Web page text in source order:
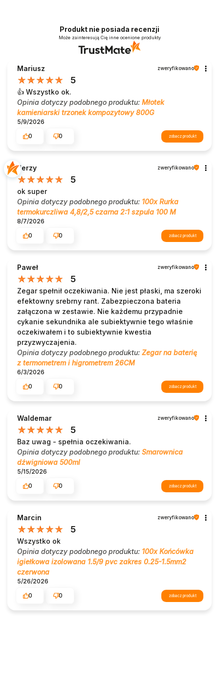
Produkt nie posiada recenzji
Może zainteresują Cię inne ocenione produkty
Mariusz zweryfikowano
5
👍️ Wszystko ok.
Opinia dotyczy podobnego produktu: Młotek
kamieniarski trzonek kompozytowy 800G
5/9/2026
0
0 zobacz produkt
Jerzy zweryfikowano
5
ok super
Opinia dotyczy podobnego produktu: 100x Rurka
termokurczliwa 4,8/2,5 czarna 2:1 szpula 100 M
8/7/2026
0
0 zobacz produkt
Paweł zweryfikowano
5
Zegar spełnił oczekiwania. Nie jest płaski, ma szeroki
efektowny srebrny rant. Zabezpieczona bateria
załączona w zestawie. Nie każdemu przypadnie
cykanie sekundnika ale subiektywnie tego właśnie
oczekiwałem i to subiektywnie kwestia
przyzwyczajenia.
Opinia dotyczy podobnego produktu: Zegar na baterię
z termometrem i higrometrem 26CM
6/3/2026
0
0 zobacz produkt
Waldemar zweryfikowano
5
Baz uwag - spełnia oczekiwania.
Opinia dotyczy podobnego produktu: Smarownica
dźwigniowa 500ml
5/15/2026
0
0 zobacz produkt
Marcin zweryfikowano
5
Wszystko ok
Opinia dotyczy podobnego produktu: 100x Końcówka
igiełkowa izolowana 1.5/9 pvc zakres 0.25-1.5mm2
czerwona
5/26/2026
0
0 zobacz produkt